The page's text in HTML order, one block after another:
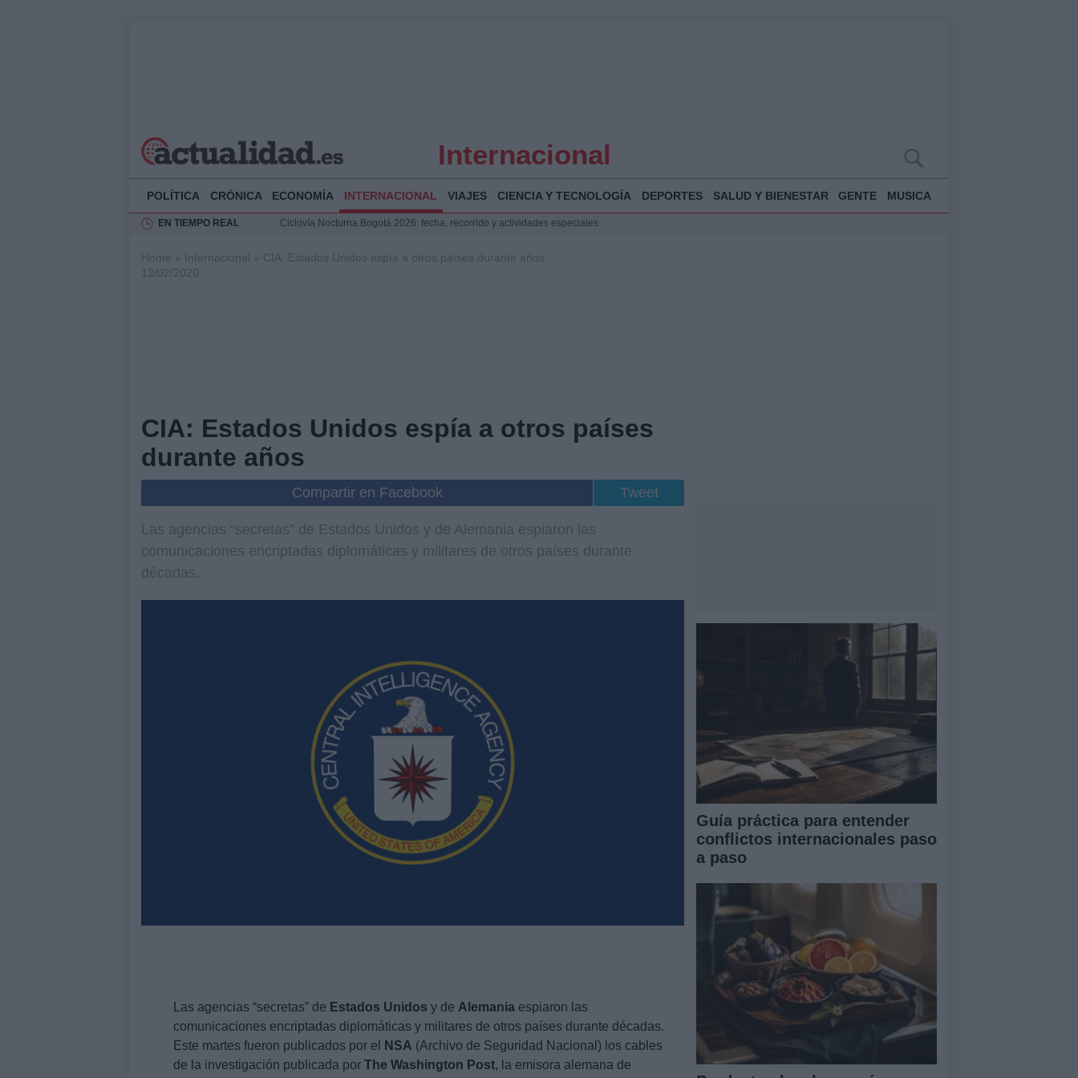
Internacional
POLÍTICA CRÓNICA ECONOMÍA INTERNACIONAL VIAJES CIENCIA Y TECNOLOGÍA DEPORTES SALUD Y BIENESTAR GENTE MUSICA
EN TIEMPO REAL
Ciclovía Nocturna Bogotá 2026: fecha, recorrido y actividades especiales
Rehabilitación de la Illa Plana: Menorca apuesta por el deporte náutico sostenible
Home » Internacional » CIA: Estados Unidos espía a otros países durante años
12/02/2020
CIA: Estados Unidos espía a otros países
durante años
Compartir en Facebook Tweet
Las agencias “secretas” de Estados Unidos y de Alemania espiaron las
comunicaciones encriptadas diplomáticas y militares de otros países durante
décadas.
Las agencias “secretas” de Estados Unidos y de Alemania espiaron las
comunicaciones encriptadas diplomáticas y militares de otros países durante décadas.
Este martes fueron publicados por el
NSA (Archivo de Seguridad Nacional) los cables
de la investigación publicada por The Washington Post, la emisora alemana de
Guía práctica para entender
conflictos internacionales paso
a paso